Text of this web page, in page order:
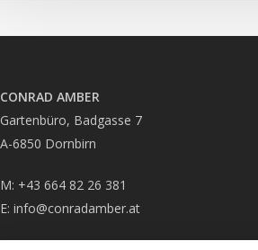
CONRAD AMBER
Gartenbüro, Badgasse 7
A-6850 Dornbirn
M: +43 664 82 26 381
E: info@conradamber.at